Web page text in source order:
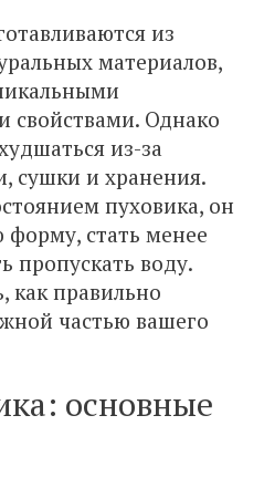
из
материалов,
свойствами. Однако
из-за
сушки и хранения.
пуховика, он
стать менее
пропускать воду.
как правильно
частью вашего
основные